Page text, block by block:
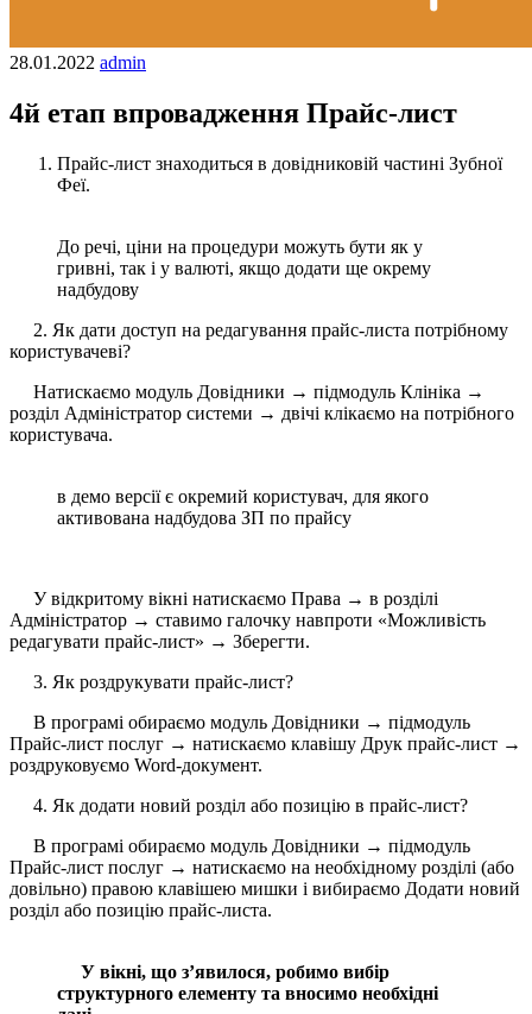
28.01.2022 admin
4й етап впровадження Прайс-лист
Прайс-лист знаходиться в довідниковій частині Зубної
Феї.
До речі, ціни на процедури можуть бути як у
гривні, так і у валюті, якщо додати ще окрему
надбудову
2. Як дати доступ на редагування прайс-листа потрібному
користувачеві?
Натискаємо модуль Довідники → підмодуль Клініка →
розділ Адміністратор системи → двічі клікаємо на потрібного
користувача.
в демо версії є окремий користувач, для якого
активована надбудова ЗП по прайсу
У відкритому вікні натискаємо Права → в розділі
Адміністратор → ставимо галочку навпроти «Можливість
редагувати прайс-лист» → Зберегти.
3. Як роздрукувати прайс-лист?
В програмі обираємо модуль Довідники → підмодуль
Прайс-лист послуг → натискаємо клавішу Друк прайс-лист →
роздруковуємо Word-документ.
4. Як додати новий розділ або позицію в прайс-лист?
В програмі обираємо модуль Довідники → підмодуль
Прайс-лист послуг → натискаємо на необхідному розділі (або
довільно) правою клавішею мишки і вибираємо Додати новий
розділ або позицію прайс-листа.
У вікні, що з’явилося, робимо вибір
структурного елементу та вносимо необхідні